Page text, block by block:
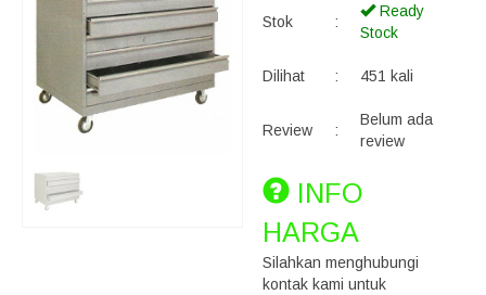
Stok :
Ready
Stock
Dilihat : 451 kali
Review :
Belum ada
review
INFO
HARGA
Silahkan menghubungi
kontak kami untuk